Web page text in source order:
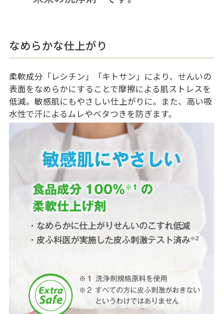
なめらかな仕上がり
柔軟成分「レシチン」「キトサン」により、せんいの
表面をなめらかにすることで摩擦による肌ストレスを
低減。敏感肌にもやさしい仕上がりに。また、高い吸
水性で汗によるムレやベタつきを防ぎます。